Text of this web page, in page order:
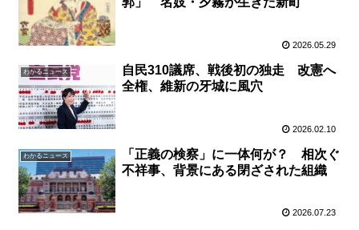
2026.05.29
わかるニュース
自民310議席、戦後初の独走 改憲へ
全権、維新の牙城に風穴
2026.02.10
わかるニュース
「正義の検察」に一体何が？ 相次ぐ
不祥事、背景にある閉ざされた組織
2026.07.23